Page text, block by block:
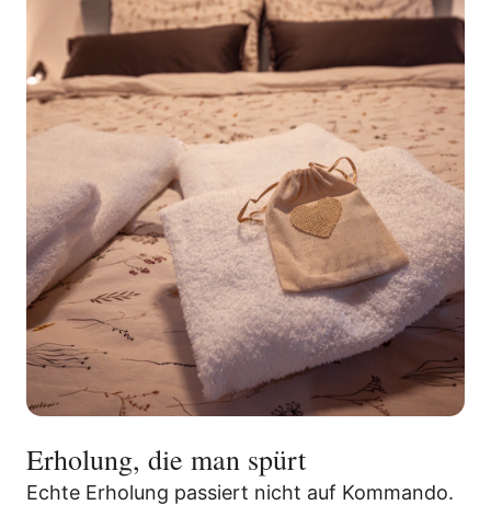
Erholung, die man spürt
Echte Erholung passiert nicht auf Kommando.